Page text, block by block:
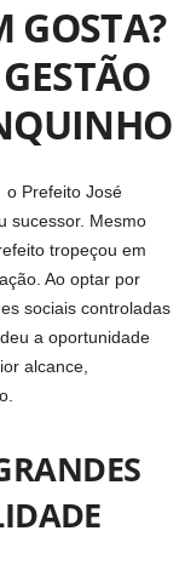
GOSTA?
o Prefeito José
sucessor. Mesmo
tropeçou em
Ao optar por
sociais controladas
a oportunidade
alcance,